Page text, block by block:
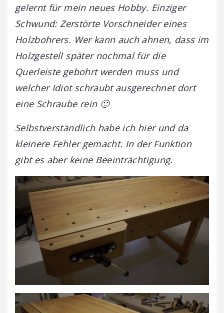
gelernt für mein neues Hobby. Einziger
Schwund: Zerstörte Vorschneider eines
Holzbohrers. Wer kann auch ahnen, dass im
Holzgestell später nochmal für die
Querleiste gebohrt werden muss und
welcher Idiot schraubt ausgerechnet dort
eine Schraube rein 🙂
Selbstverständlich habe ich hier und da
kleinere Fehler gemacht. In der Funktion
gibt es aber keine Beeinträchtigung.